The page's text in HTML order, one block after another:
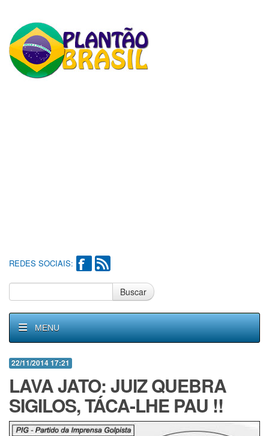
REDES SOCIAIS:
Buscar
MENU
22/11/2014 17:21
LAVA JATO: JUIZ QUEBRA
SIGILOS, TÁCA-LHE PAU !!